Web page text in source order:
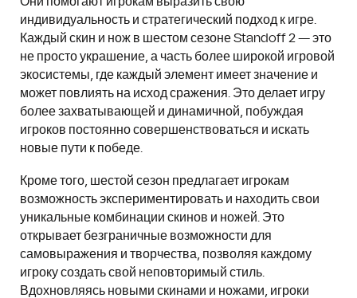
индивидуальность и стратегический подход к игре.
Каждый скин и нож в шестом сезоне Standoff 2 — это
не просто украшение, а часть более широкой игровой
экосистемы, где каждый элемент имеет значение и
может повлиять на исход сражения. Это делает игру
более захватывающей и динамичной, побуждая
игроков постоянно совершенствоваться и искать
новые пути к победе.
Кроме того, шестой сезон предлагает игрокам
возможность экспериментировать и находить свои
уникальные комбинации скинов и ножей. Это
открывает безграничные возможности для
самовыражения и творчества, позволяя каждому
игроку создать свой неповторимый стиль.
Вдохновляясь новыми скинами и ножами, игроки